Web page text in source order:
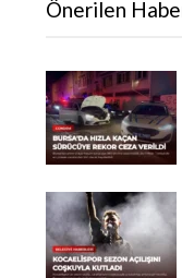
Önerilen